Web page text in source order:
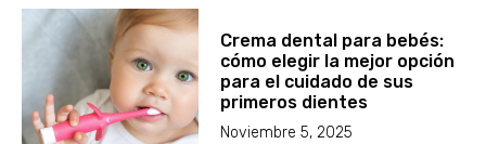
Crema dental para bebés:
cómo elegir la mejor opción
para el cuidado de sus
primeros dientes
Noviembre 5, 2025